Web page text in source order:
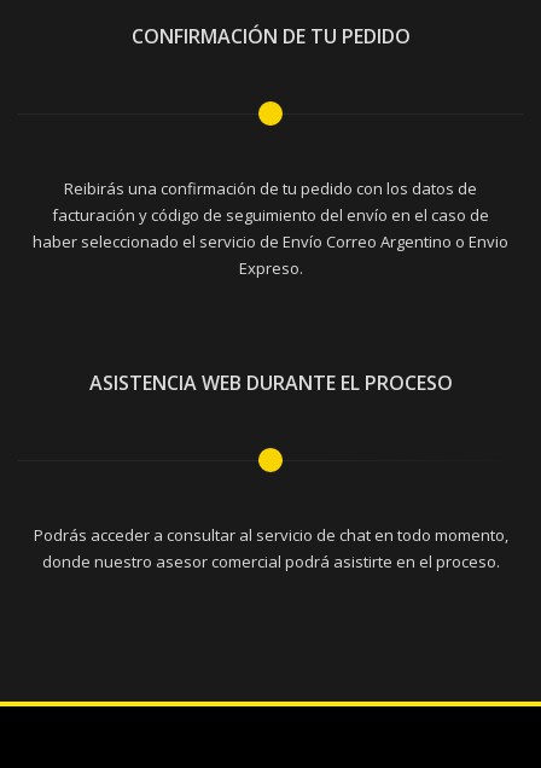
CONFIRMACIÓN DE TU PEDIDO
Reibirás una confirmación de tu pedido con los datos de
facturación y código de seguimiento del envío en el caso de
haber seleccionado el servicio de Envío Correo Argentino o Envio
Expreso.
ASISTENCIA WEB DURANTE EL PROCESO
Podrás acceder a consultar al servicio de chat en todo momento,
donde nuestro asesor comercial podrá asistirte en el proceso.